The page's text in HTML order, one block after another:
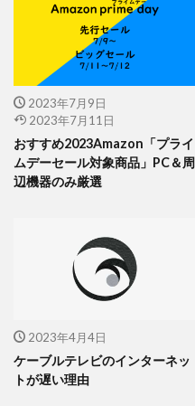
2023年7月9日
2023年7月11日
おすすめ2023Amazon「プライ
ムデーセール対象商品」PC＆周
辺機器のみ厳選
2023年4月4日
ケーブルテレビのインターネッ
トが遅い理由